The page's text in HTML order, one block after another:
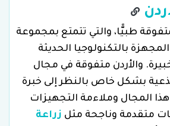
طبيًّا، والتي تتمتع بمجموعة
بالتكنولوجيا الحديثة
والأردن متفوقة في مجال
بشكل خاص بالنظر إلى خبرة
هذا المجال وملاءمة التجهيزات
متقدمة وناجحة مثل زراعة